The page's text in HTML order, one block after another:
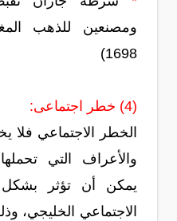
ومصنعين للذهب
1698)
(4) خطر اجتماعى:
الخطر الاجتماعي فلا
والأعراف التي تحملها
يمكن أن تؤثر
الاجتماعي الخليجي،